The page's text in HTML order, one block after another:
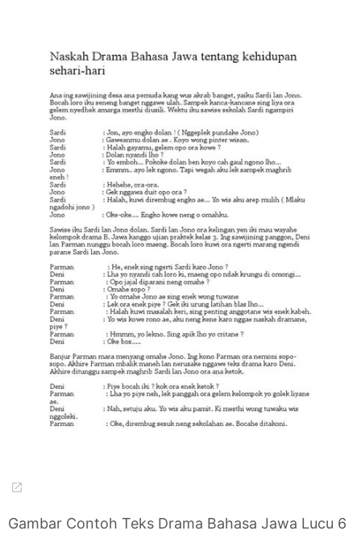
Gambar Contoh Teks Drama Bahasa Jawa Lucu 6